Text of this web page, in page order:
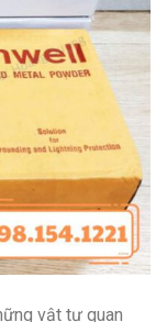
vật tư quan